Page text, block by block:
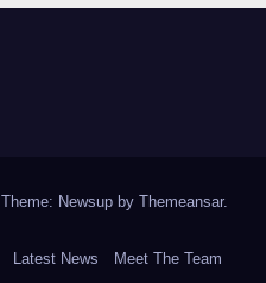
Theme: Newsup by Themeansar.
Latest News Meet The Team